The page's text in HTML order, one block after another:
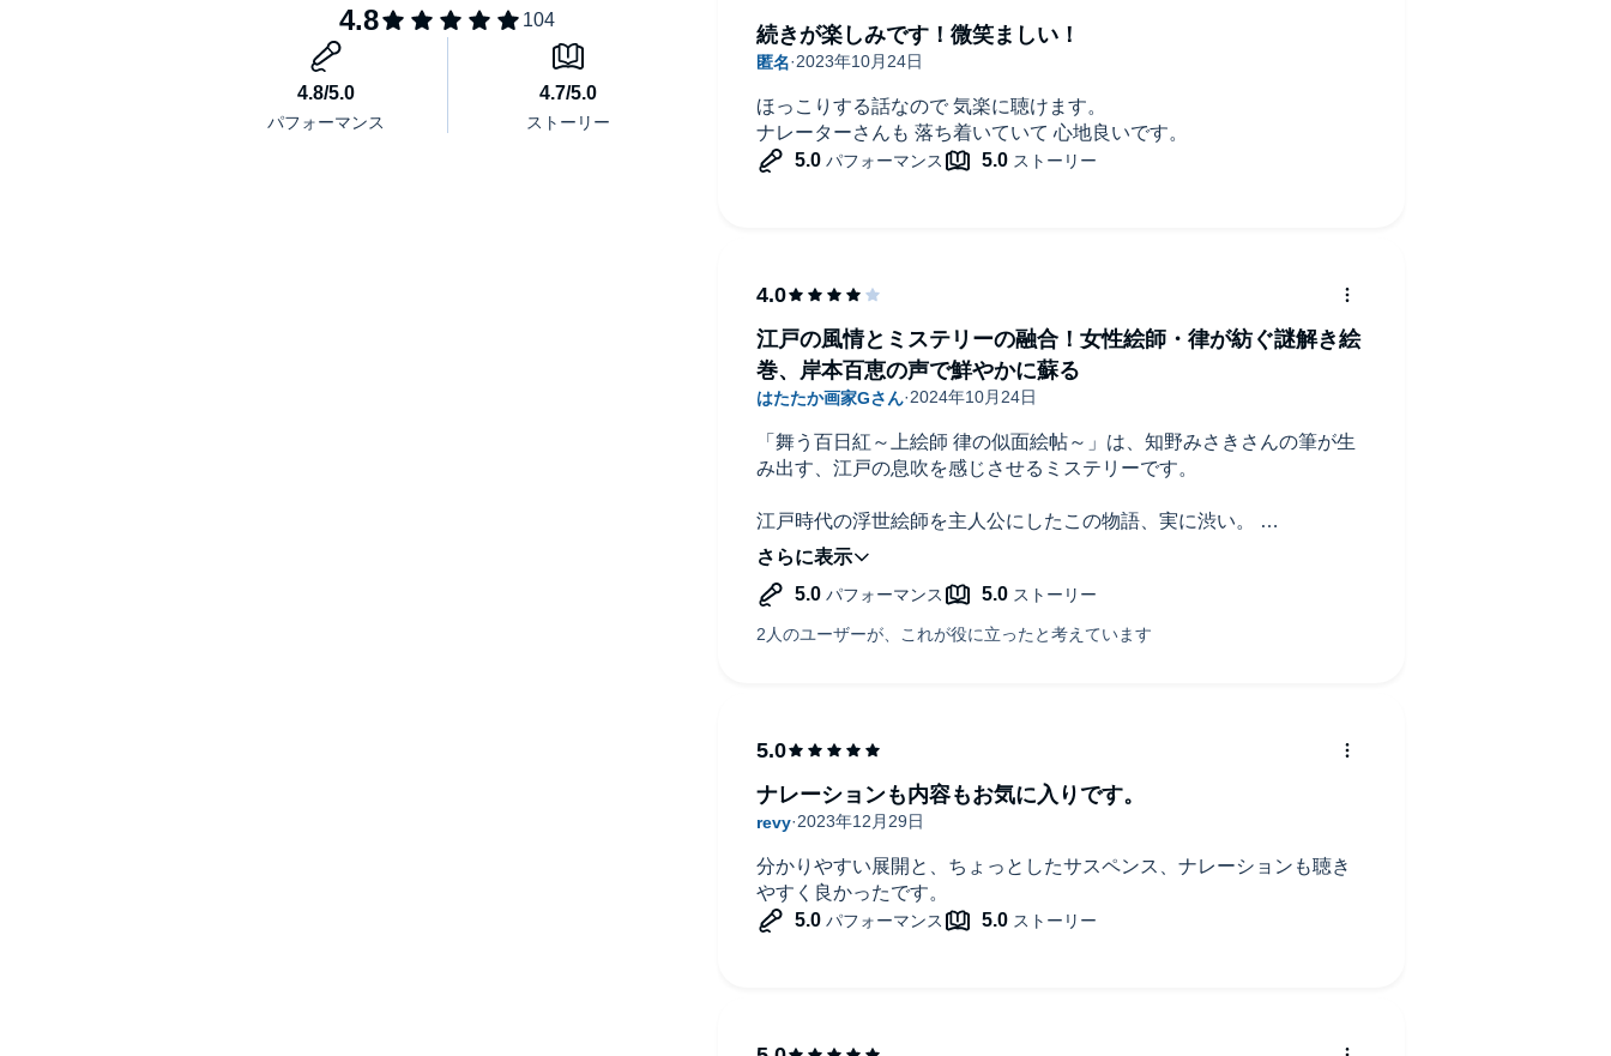
ほっこりする話なので 気楽に聴けます。
ナレーターさんも 落ち着いていて 心地良いです。
続きが楽しみです！微笑ましい！
「舞う百日紅～上絵師 律の似面絵帖～」は、知野みさきさんの筆が生
み出す、江戸の息吹を感じさせるミステリーです。
江戸時代の浮世絵師を主人公にしたこの物語、実に渋い。
主人公の律は、絵師としての腕を活かして似顔絵を描きながら、事件
に巻き込まれたり、謎を解いたりしていく。浮世絵と推理小説の絶妙
な組み合わせが、なんとも心地よい作品です。
で彼女が男たちに負けずに立ち向かっていく姿が痛快。彼女の持つ誇
りと強さ、そして繊細さが、物語を通じてじわじわと伝わってきま
す。律が描く似顔絵が、ただの絵じゃなくて「人の本質」を捉えるっ
ていう設定も面白い。彼女の絵には、描かれた人物の隠された思いや
秘密が浮かび上がってくるんです。その絵が、事件解決の鍵になって
いく流れは、毎回ワクワクさせられます。
本さんの語りによってリアルに感じられる。岸本さんのナレーション
江戸の風情とミステリーの融合！女性絵師・律が紡ぐ謎解き絵
巻、岸本百恵の声で鮮やかに蘇る
分かりやすい展開と、ちょっとしたサスペンス、ナレーションも聴き
やすく良かったです。
ナレーションも内容もお気に入りです。